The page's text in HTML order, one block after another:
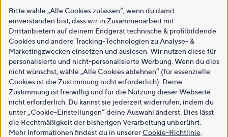
Bitte wähle „Alle Cookies zulassen“, wenn du damit
einverstanden bist, dass wir in Zusammenarbeit mit
Drittanbietern auf deinem Endgerät technische & profilbildende
Cookies und andere Tracking-Technologien zu Analyse- &
Marketingzwecken einsetzen und auslesen. Wir nutzen diese für
personalisierte und nicht-personalisierte Werbung. Wenn du dies
nicht wünschst, wähle „Alle Cookies ablehnen“ (für essenzielle
Cookies ist die Zustimmung nicht erforderlich). Deine
Zustimmung ist freiwillig und für die Nutzung dieser Webseite
nicht erforderlich. Du kannst sie jederzeit widerrufen, indem du
unter „Cookie-Einstellungen“ deine Auswahl änderst. Dies lässt
die Rechtmäßigkeit der bisherigen Verarbeitung unberührt.
Mehr Informationen findest du in unsererCookie-Richtlinie